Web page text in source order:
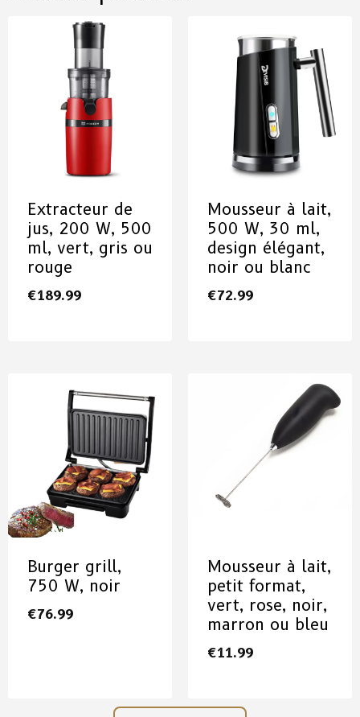
Extracteur de
jus, 200 W, 500
ml, vert, gris ou
rouge
€189.99
Mousseur à lait,
500 W, 30 ml,
design élégant,
noir ou blanc
€72.99
Burger grill,
750 W, noir
€76.99
Mousseur à lait,
petit format,
vert, rose, noir,
marron ou bleu
€11.99